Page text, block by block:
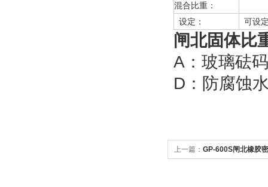
混合比重：
设定：
可设
闸北固体比
A：玻璃
D：防腐
上一篇： GP-600S闸北橡胶